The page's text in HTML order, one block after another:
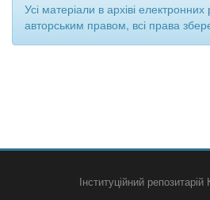
Усі матеріали в архіві
авторським правом, всі права
Інституційний